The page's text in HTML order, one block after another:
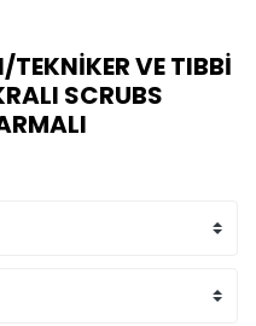
TEKNİKER VE TIBBİ
SCRUBS